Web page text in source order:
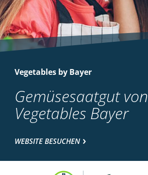
Vegetables by Bayer
Gemüsesaatgut von
Vegetables Bayer
WEBSITE BESUCHEN